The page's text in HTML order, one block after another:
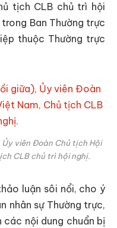
tịch CLB chủ trì hội
Ban Thường trực
thuộc Thường trực
viên Đoàn Chủ tịch Hội
CLB chủ trì hội nghị.
luận sôi nổi, cho ý
nhân sự Thường trực,
các nội dung chuẩn bị